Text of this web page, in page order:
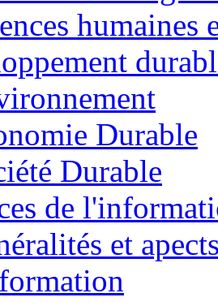
humaines
Durable
Durable
de
et